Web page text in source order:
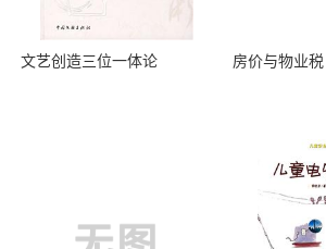
文艺创造三位一体论 房价与物业税